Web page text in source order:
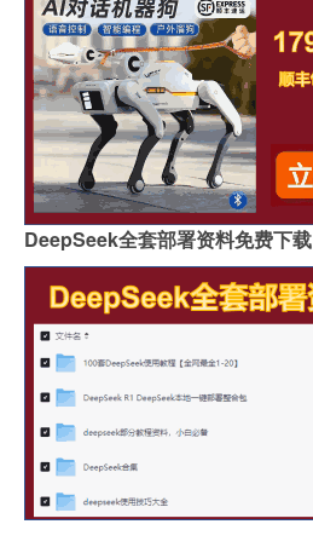
DeepSeek全套部署资料免费下载